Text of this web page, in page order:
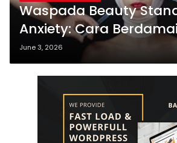
Waspada Beauty
Anxiety: Cara
Tekanan
June 3, 2026